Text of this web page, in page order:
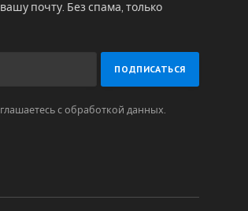
почту. Без спама, только
с обработкой данных.